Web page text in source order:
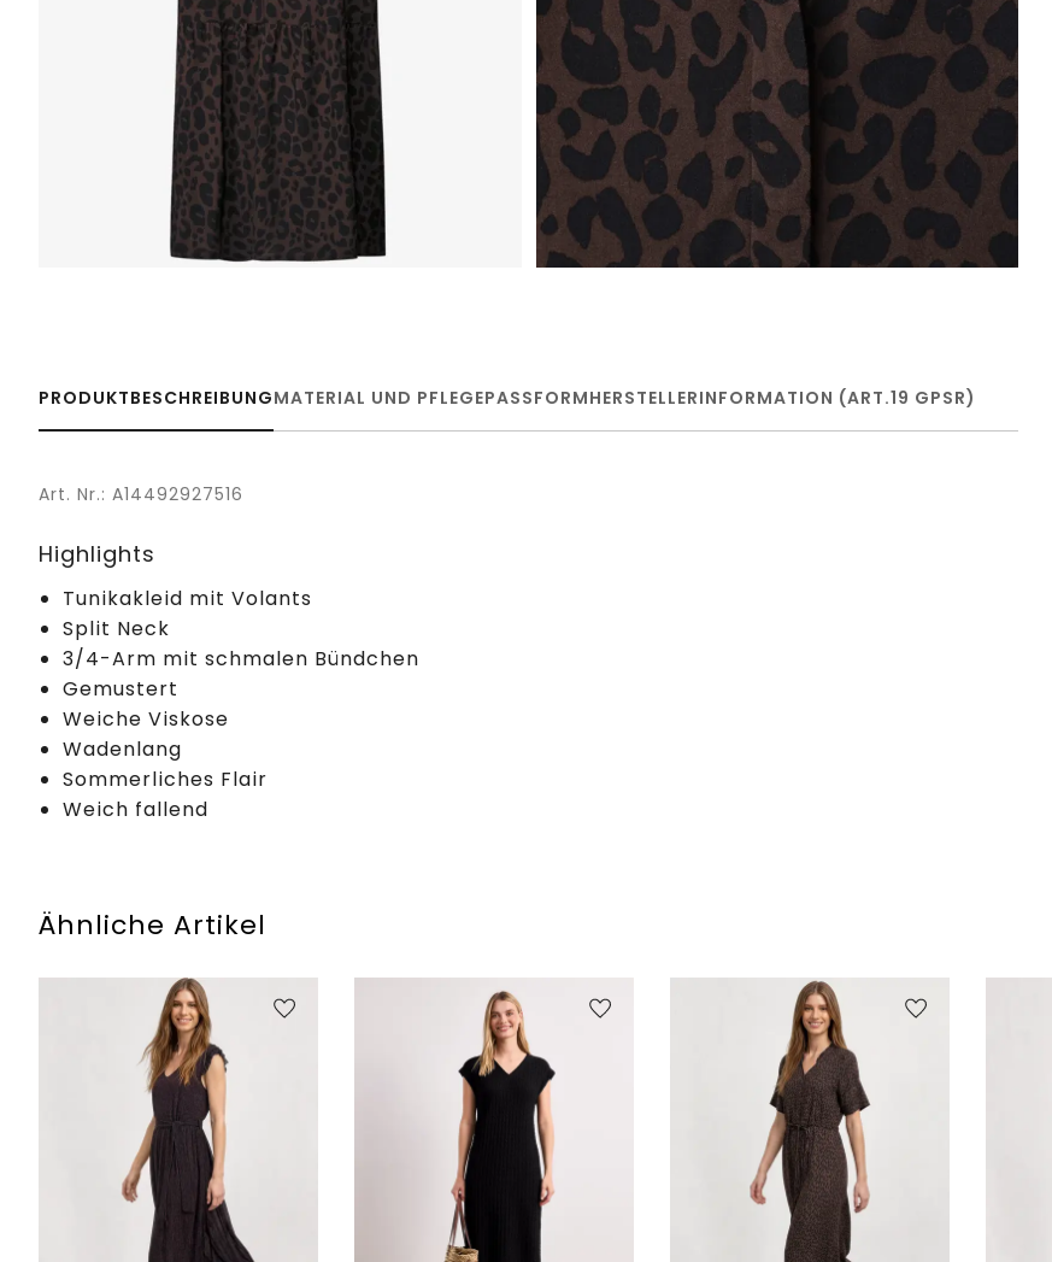
PRODUKTBESCHREIBUNGMATERIAL UND PFLEGEPASSFORMHERSTELLERINFORMATION (ART.19 GPSR)
Art. Nr.: A14492927516
Highlights
Tunikakleid mit Volants
Split Neck
3/4-Arm mit schmalen Bündchen
Gemustert
Weiche Viskose
Wadenlang
Sommerliches Flair
Weich fallend
Ähnliche Artikel